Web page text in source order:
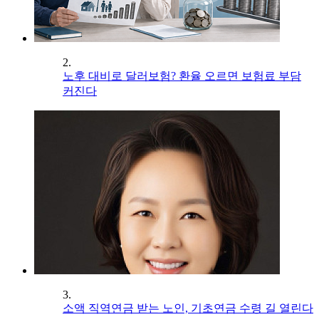
2.
노후 대비로 달러보험? 환율 오르면 보험료 부담
커진다
3.
소액 직역연금 받는 노인, 기초연금 수령 길 열린다